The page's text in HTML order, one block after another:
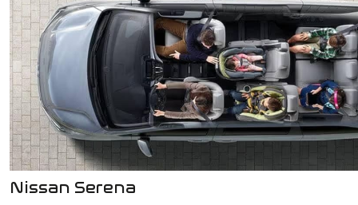
Nissan Serena